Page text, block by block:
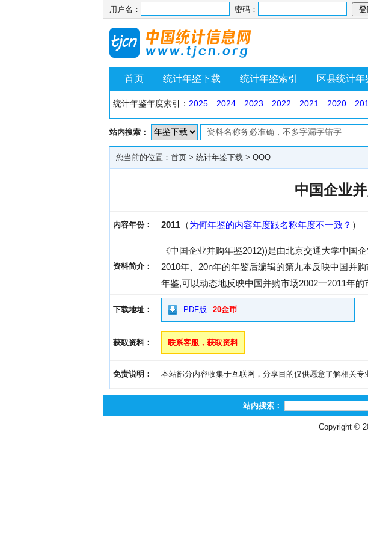
用户名： 密码：
首页 统计年鉴下载 统计年鉴索引 区县统计年
统计年鉴年度索引： 2025 2024 2023 2022 2021 2020
站内搜索：
您当前的位置： 首页 > 统计年鉴下载 > QQQ
中国企业
内容年份： 2011 （为何年鉴的内容年度跟名称年度不一致？ ）
资料简介：
《中国企业并购年鉴2012))是由北京交通大学中国
2010年、20n年的年鉴后编辑的第九本反映中国并
年鉴,可以动态地反映中国并购市场2002一2011年的
下载地址： PDF版 20金币
获取资料： 联系客服，获取资料
免责说明： 本站部分内容收集于互联网，分享目的仅供愿意了解相关
站内搜索：
Copyright ©